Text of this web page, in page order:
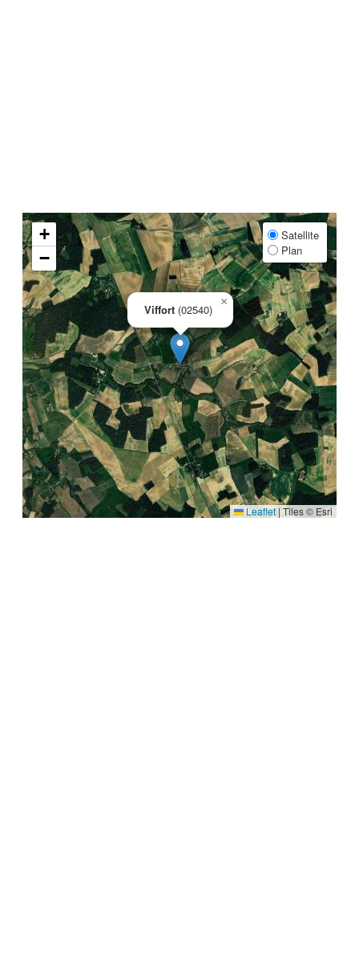
Viffort (02540)
×
+
−
Satellite
Plan
Leaflet | Tiles © Esri